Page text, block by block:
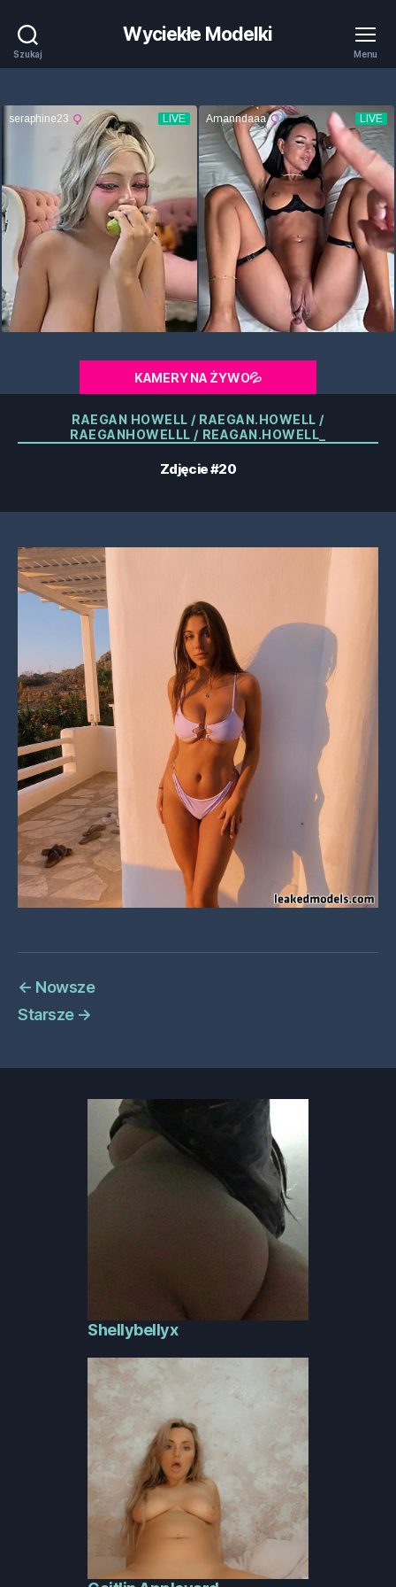
Szukaj
Wyciekłe Modelki
Menu
KAMERY NA ŻYWO💦
Kategorie
RAEGAN HOWELL / RAEGAN.HOWELL /
RAEGANHOWELLL / REAGAN.HOWELL_
Zdjęcie #20
← Nowsze
Starsze →
Shellybellyx